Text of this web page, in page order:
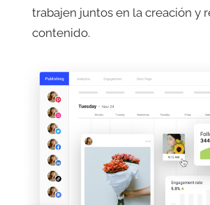
trabajen juntos en la creación y
contenido.